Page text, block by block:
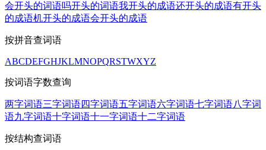
会开头的词语吗开头的词语我开头的成语还开头的成语有开头
的成语机开头的成语会开头的成语
按拼音查词语
ABCDEFGHJKLMNOPQRSTWXYZ
按词语字数查询
两字词语三字词语四字词语五字词语六字词语七字词语八字词
语九字词语十字词语十一字词语十二字词语
按结构查词语